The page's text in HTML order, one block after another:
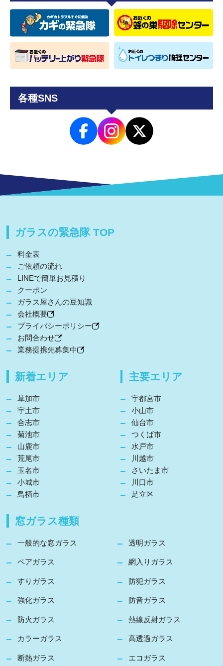
各種SNS
ガラスの緊急隊 TOP
料金表
ご依頼の流れ
LINEで簡単お見積り
クーポン
ガラス屋さんの豆知識
会社概要
プライバシーポリシー
お問合わせ
業務提携先募集中
新着エリア
草加市
宇土市
合志市
菊池市
山鹿市
荒尾市
玉名市
小城市
鳥栖市
主要エリア
宇都宮市
小山市
仙台市
つくば市
水戸市
川越市
さいたま市
川口市
足立区
窓ガラス種類
一般的な窓ガラス 透明ガラス
ペアガラス 網入りガラス
すりガラス 防犯ガラス
強化ガラス 防音ガラス
防火ガラス 熱線反射ガラス
カラーガラス 高透過ガラス
断熱ガラス エコガラス